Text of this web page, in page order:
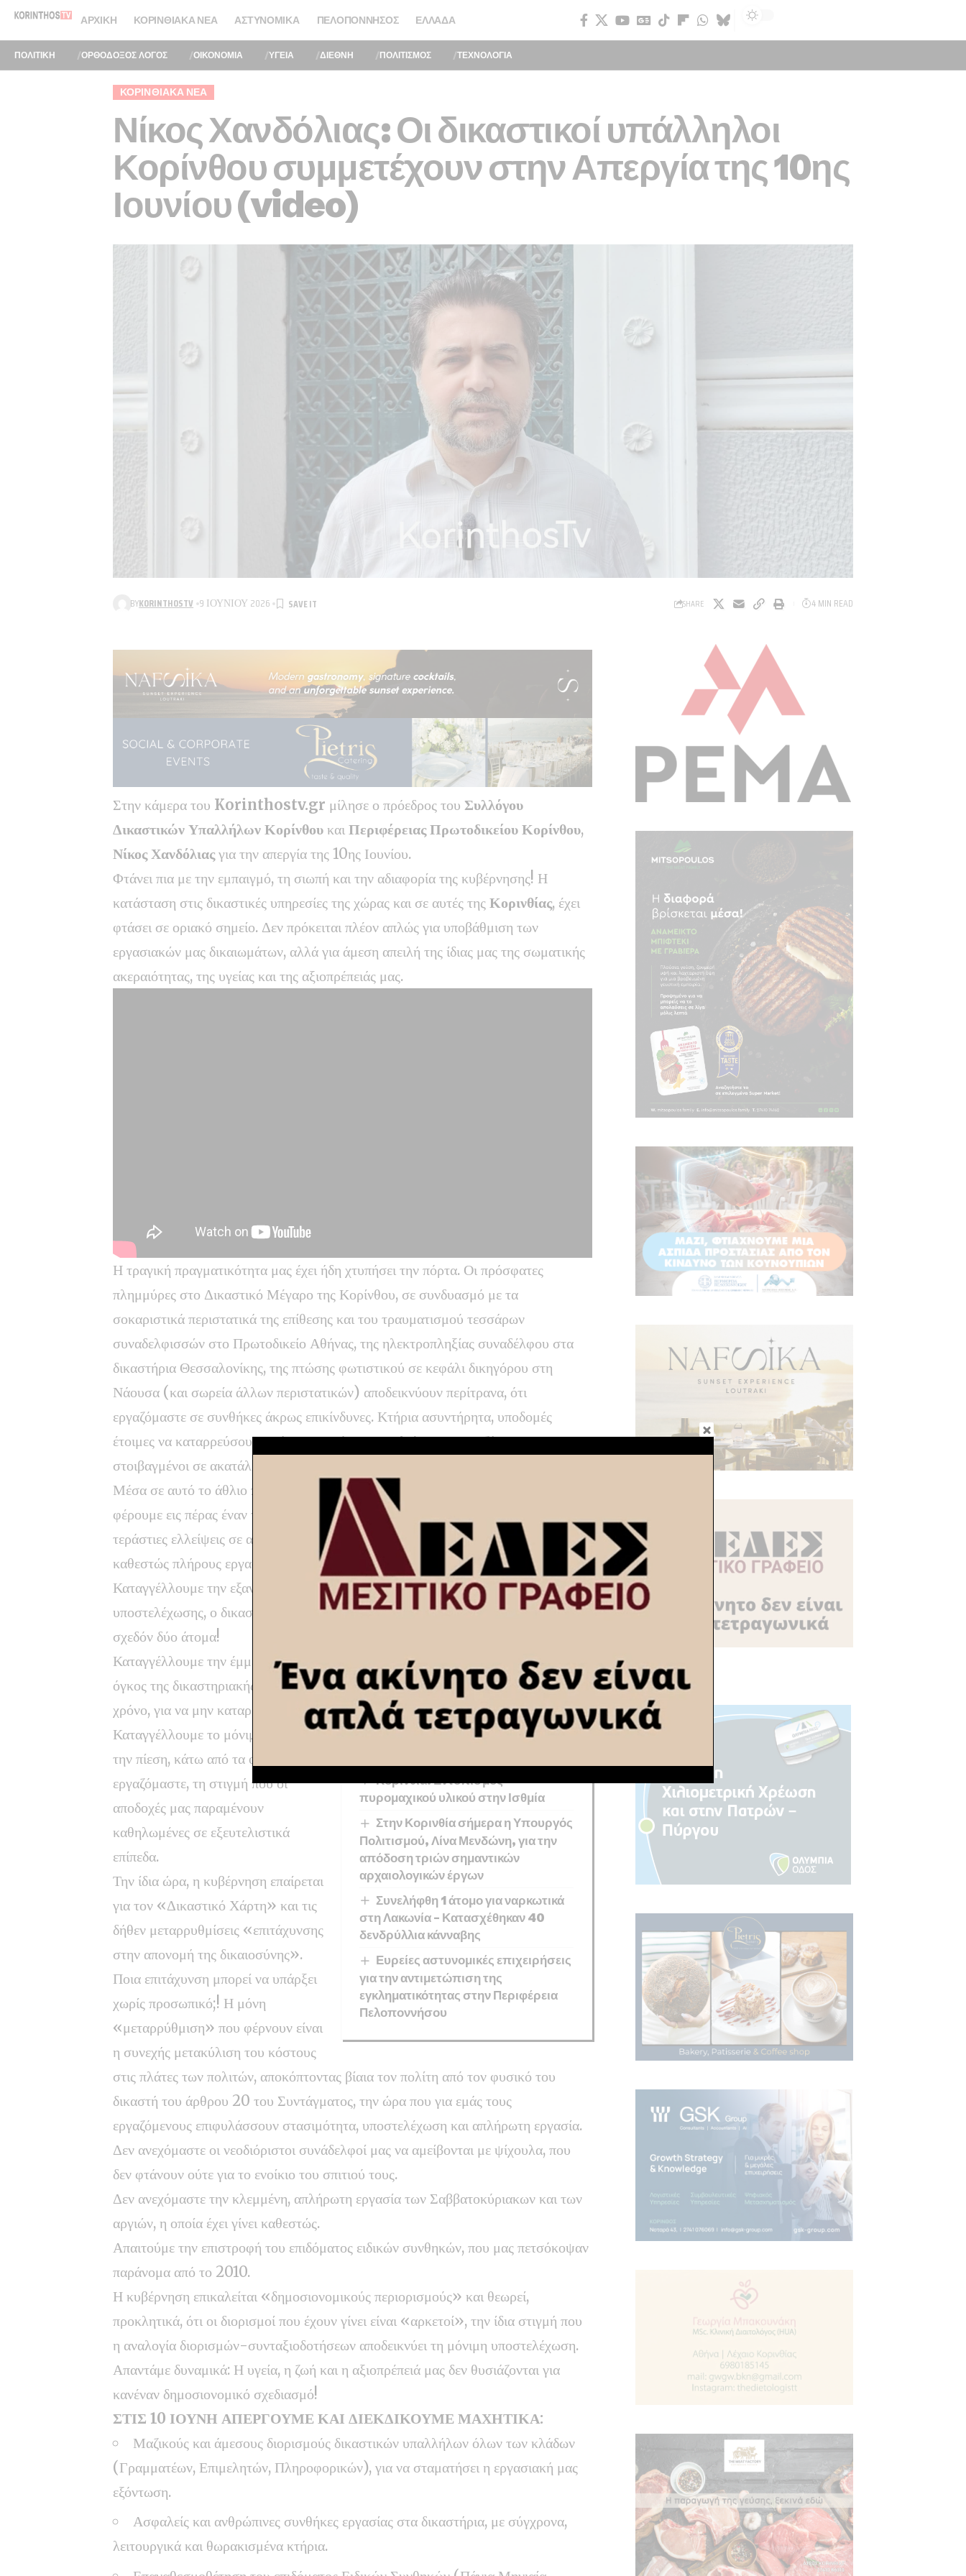
ΑΡΧΙΚΉ ΚΟΡΙΝΘΙΑΚΆ ΝΈΑ ΑΣΤΥΝΟΜΙΚΆ ΠΕΛΟΠΌΝΝΗΣΟΣ ΕΛΛΆΔΑ
ΠΟΛΙΤΙΚΗ ΟΡΘΟΔΟΞΟΣ ΛΟΓΟΣ ΟΙΚΟΝΟΜΙΑ ΥΓΕΙΑ ΔΙΕΘΝΗ ΠΟΛΙΤΙΣΜΟΣ ΤΕΧΝΟΛΟΓΙΑ
ΚΟΡΙΝΘΙΑΚΆ ΝΈΑ
Νίκος Χανδόλιας: Οι δικαστικοί υπάλληλοι
Κορίνθου συμμετέχουν στην Απεργία της 10ης
Ιουνίου (video)
BYKORINTHOSTV 9 ΙΟΥΝΊΟΥ 2026 SHARE 4 MIN READ
Στην κάμερα του Korinthostv.gr μίλησε ο πρόεδρος του Συλλόγου
Δικαστικών Υπαλλήλων Κορίνθου και Περιφέρειας Πρωτοδικείου Κορίνθου,
Νίκος Χανδόλιας για την απεργία της 10ης Ιουνίου.
Φτάνει πια με την εμπαιγμό, τη σιωπή και την αδιαφορία της κυβέρνησης! Η
κατάσταση στις δικαστικές υπηρεσίες της χώρας και σε αυτές της Κορινθίας, έχει
φτάσει σε οριακό σημείο. Δεν πρόκειται πλέον απλώς για υποβάθμιση των
εργασιακών μας δικαιωμάτων, αλλά για άμεση απειλή της ίδιας μας της σωματικής
ακεραιότητας, της υγείας και της αξιοπρέπειάς μας.
Η τραγική πραγματικότητα μας έχει ήδη χτυπήσει την πόρτα. Οι πρόσφατες
πλημμύρες στο Δικαστικό Μέγαρο της Κορίνθου, σε συνδυασμό με τα
σοκαριστικά περιστατικά της επίθεσης και του τραυματισμού τεσσάρων
συναδελφισσών στο Πρωτοδικείο Αθήνας, της ηλεκτροπληξίας συναδέλφου στα
δικαστήρια Θεσσαλονίκης, της πτώσης φωτιστικού σε κεφάλι δικηγόρου στη
Νάουσα (και σωρεία άλλων περιστατικών) αποδεικνύουν περίτρανα, ότι
εργαζόμαστε σε συνθήκες άκρως επικίνδυνες. Κτήρια ασυντήρητα, υποδομές
έτοιμες να καταρρεύσουν, ανύπαρκτα μέτρα ασφαλείας, και εργαζόμενοι
στοιβαγμένοι σε ακατάλληλα γραφεία, συνθέτουν την καθημερινότητά μας.
Μέσα σε αυτό το άθλιο περιβάλλον, οι Δικαστικοί Υπάλληλοι καλούμαστε να
φέρουμε εις πέρας έναν τεράστιο όγκο εργασίας. Η δραματική υποστελέχωση και οι
τεράστιες ελλείψεις σε ανθρώπινο δυναμικό έχουν οδηγήσει τον κλάδο μας σε
καθεστώς πλήρους εργασιακής εξουθένωσης.
Καταγγέλλουμε την εξαντλητική υπερεργασία, καθώς, λόγω της μεγάλης
υποστελέχωσης, ο δικαστικός υπάλληλος διεκπεραιώνει καθημερινά εργασία για
σχεδόν δύο άτομα!
Καταγγέλλουμε την έμμεση επέκταση του ωραρίου στο σπίτι, καθώς ο τεράστιος
όγκος της δικαστηριακής ύλης μας αναγκάζει να θυσιάζουμε τον προσωπικό μας
χρόνο, για να μην καταρρεύσουν οι υπηρεσίες.
Κορινθία: Εντοπισμός
πυρομαχικού υλικού στην Ισθμία
Στην Κορινθία σήμερα η Υπουργός
Πολιτισμού, Λίνα Μενδώνη, για την
απόδοση τριών σημαντικών
αρχαιολογικών έργων
Συνελήφθη 1 άτομο για ναρκωτικά
στη Λακωνία – Κατασχέθηκαν 40
δενδρύλλια κάνναβης
Ευρείες αστυνομικές επιχειρήσεις
για την αντιμετώπιση της
εγκληματικότητας στην Περιφέρεια
Πελοποννήσου
Καταγγέλλουμε το μόνιμο άγχος και
την πίεση, κάτω από τα οποία
εργαζόμαστε, τη στιγμή που οι
αποδοχές μας παραμένουν
καθηλωμένες σε εξευτελιστικά
επίπεδα.
Την ίδια ώρα, η κυβέρνηση επαίρεται
για τον «Δικαστικό Χάρτη» και τις
δήθεν μεταρρυθμίσεις «επιτάχυνσης
στην απονομή της δικαιοσύνης».
Ποια επιτάχυνση μπορεί να υπάρξει
χωρίς προσωπικό;! Η μόνη
«μεταρρύθμιση» που φέρνουν είναι
η συνεχής μετακύλιση του κόστους
στις πλάτες των πολιτών, αποκόπτοντας βίαια τον πολίτη από τον φυσικό του
δικαστή του άρθρου 20 του Συντάγματος, την ώρα που για εμάς τους
εργαζόμενους επιφυλάσσουν στασιμότητα, υποστελέχωση και απλήρωτη εργασία.
Δεν ανεχόμαστε οι νεοδιόριστοι συνάδελφοί μας να αμείβονται με ψίχουλα, που
δεν φτάνουν ούτε για το ενοίκιο του σπιτιού τους.
Δεν ανεχόμαστε την κλεμμένη, απλήρωτη εργασία των Σαββατοκύριακων και των
αργιών, η οποία έχει γίνει καθεστώς.
Απαιτούμε την επιστροφή του επιδόματος ειδικών συνθηκών, που μας πετσόκοψαν
παράνομα από το 2010.
Η κυβέρνηση επικαλείται «δημοσιονομικούς περιορισμούς» και θεωρεί,
προκλητικά, ότι οι διορισμοί που έχουν γίνει είναι «αρκετοί», την ίδια στιγμή που
η αναλογία διορισμών-συνταξιοδοτήσεων αποδεικνύει τη μόνιμη υποστελέχωση.
Απαντάμε δυναμικά: Η υγεία, η ζωή και η αξιοπρέπειά μας δεν θυσιάζονται για
κανέναν δημοσιονομικό σχεδιασμό!
ΣΤΙΣ 10 ΙΟΥΝΗ ΑΠΕΡΓΟΥΜΕ ΚΑΙ ΔΙΕΚΔΙΚΟΥΜΕ ΜΑΧΗΤΙΚΑ:
Μαζικούς και άμεσους διορισμούς δικαστικών υπαλλήλων όλων των κλάδων
(Γραμματέων, Επιμελητών, Πληροφορικών), για να σταματήσει η εργασιακή μας
εξόντωση.
Ασφαλείς και ανθρώπινες συνθήκες εργασίας στα δικαστήρια, με σύγχρονα,
λειτουργικά και θωρακισμένα κτήρια.